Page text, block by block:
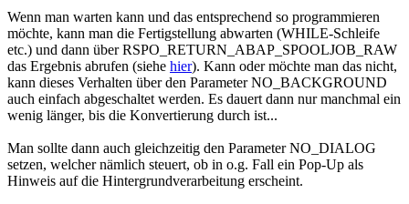
Wenn man warten kann und das entsprechend so programmieren
möchte, kann man die Fertigstellung abwarten (WHILE-Schleife
etc.) und dann über RSPO_RETURN_ABAP_SPOOLJOB_RAW
das Ergebnis abrufen (siehe hier). Kann oder möchte man das nicht,
kann dieses Verhalten über den Parameter NO_BACKGROUND
auch einfach abgeschaltet werden. Es dauert dann nur manchmal ein
wenig länger, bis die Konvertierung durch ist...
Man sollte dann auch gleichzeitig den Parameter NO_DIALOG
setzen, welcher nämlich steuert, ob in o.g. Fall ein Pop-Up als
Hinweis auf die Hintergrundverarbeitung erscheint.